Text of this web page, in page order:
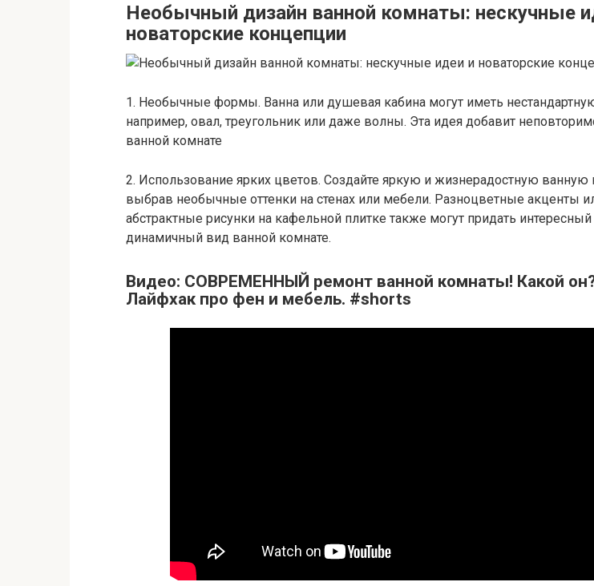
Необычный дизайн ванной комнаты: нескучные
новаторские концепции
1. Необычные формы. Ванна или душевая кабина могут иметь
например, овал, треугольник или даже волны. Эта идея добавит
ванной комнате
2. Использование ярких цветов. Создайте яркую и жизнерадостную ванную
выбрав необычные оттенки на стенах или мебели. Разноцветные акценты
абстрактные рисунки на кафельной плитке также могут придать интересный
динамичный вид ванной комнате.
Видео: СОВРЕМЕННЫЙ ремонт ванной комнаты! Какой
Лайфхак про фен и мебель. #shorts